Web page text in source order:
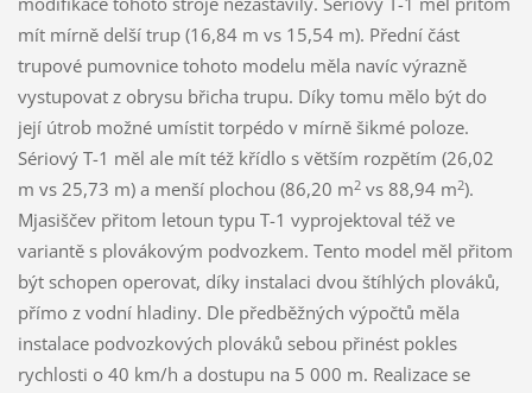
2vs 88,94 m2).
Mjasiščev přitom letoun typu T-1 vyprojektoval též ve
variantě s plovákovým podvozkem. Tento model měl přitom
být schopen operovat, díky instalaci dvou štíhlých plováků,
přímo z vodní hladiny. Dle předběžných výpočtů měla
instalace podvozkových plováků sebou přinést pokles
rychlosti o 40 km/h a dostupu na 5 000 m. Realizace se